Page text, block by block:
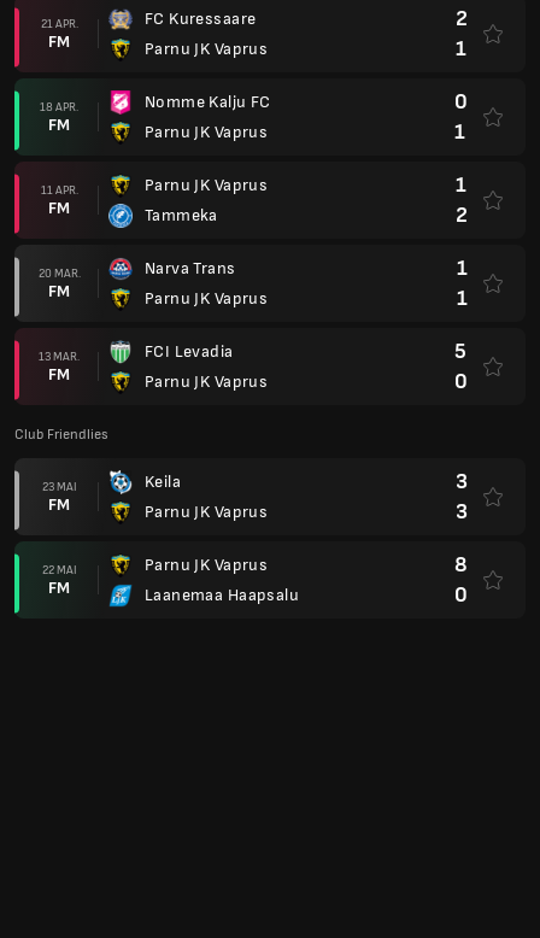
21 APR.
FM
FC Kuressaare
Parnu JK Vaprus
2
1
18 APR.
FM
Nomme Kalju FC
Parnu JK Vaprus
0
1
11 APR.
FM
Parnu JK Vaprus
Tammeka
1
2
20 MAR.
FM
Narva Trans
Parnu JK Vaprus
1
1
13 MAR.
FM
FCI Levadia
Parnu JK Vaprus
5
0
Club Friendlies
23 MAI
FM
Keila
Parnu JK Vaprus
3
3
22 MAI
FM
Parnu JK Vaprus
Laanemaa Haapsalu
8
0